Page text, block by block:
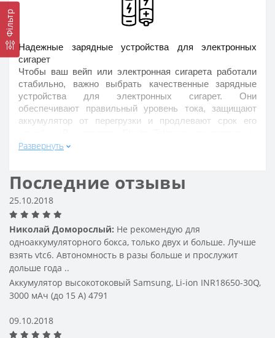
Фільтр
Надежные зарядные устройства для электронных
сигарет
Чтобы ваш вейп или электронная сигарета работали
стабильно, важно выбрать качественные зарядные
устройства для электронных сигарет. Они
обеспечивают правильный уровень тока, защищают
аккумулятор от перегрузки и продлевают срок его
современные модели, которые подходят для
Виды зарядок для электронных
сигарет
Сегодня существуют различные форматы зарядки для
электронных сигарет — от простых USB-кабелей до
многофункциональных станций. Самые популярные
варианты:
USB-зарядки — удобны для подключения к
Станции для двух и более аккумуляторов —
оптимальны для активных пользователей;
Развернуть
Последние отзывы
25.10.2018
Николай Доморослый: Не рекомендую для
одноаккумуляторного бокса, только двух и больше. Лучше
взять vtc6. Автономность в разы больше и прослужит
дольше года ..
Аккумулятор высокотоковый Samsung, Li-ion INR18650-30Q,
3000 мАч (до 15 А) 4791
09.10.2018